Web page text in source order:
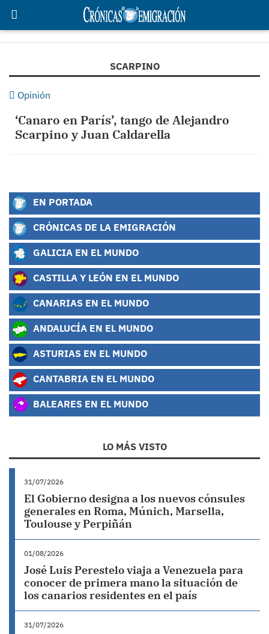
SCARPINO
Opinión
‘Canaro en París’, tango de Alejandro
Scarpino y Juan Caldarella
EN PORTADA
CRÓNICAS DE LA EMIGRACIÓN
GALICIA EN EL MUNDO
CASTILLA Y LEÓN EN EL MUNDO
CANARIAS EN EL MUNDO
ANDALUCÍA EN EL MUNDO
ASTURIAS EN EL MUNDO
CANTABRIA EN EL MUNDO
BALEARES EN EL MUNDO
LO MÁS VISTO
31/07/2026
El Gobierno designa a los nuevos cónsules
generales en Roma, Múnich, Marsella,
Toulouse y Perpiñán
01/08/2026
José Luis Perestelo viaja a Venezuela para
conocer de primera mano la situación de
los canarios residentes en el país
31/07/2026